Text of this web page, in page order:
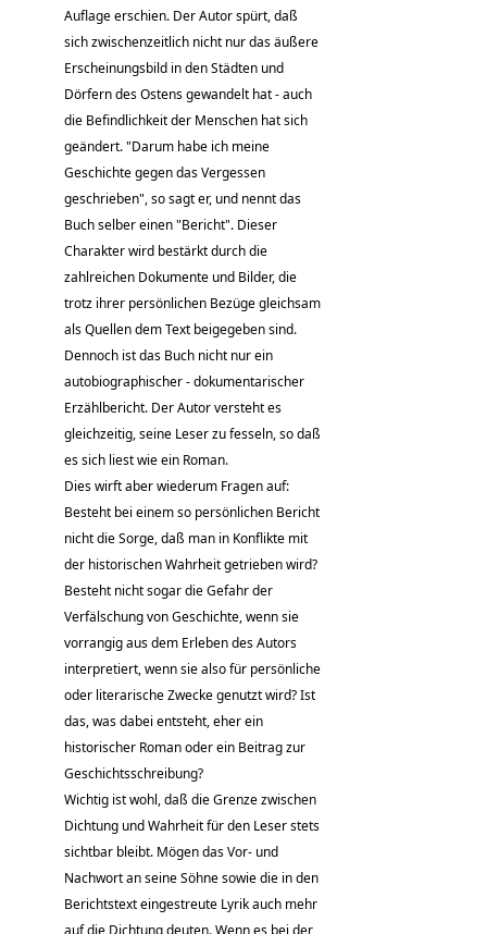
Auflage erschien. Der Autor spürt, daß
sich zwischenzeitlich nicht nur das äußere
Erscheinungsbild in den Städten und
Dörfern des Ostens gewandelt hat - auch
die Befindlichkeit der Menschen hat sich
geändert. "Darum habe ich meine
Geschichte gegen das Vergessen
geschrieben", so sagt er, und nennt das
Buch selber einen "Bericht". Dieser
Charakter wird bestärkt durch die
zahlreichen Dokumente und Bilder, die
trotz ihrer persönlichen Bezüge gleichsam
als Quellen dem Text beigegeben sind.
Dennoch ist das Buch nicht nur ein
autobiographischer - dokumentarischer
Erzählbericht. Der Autor versteht es
gleichzeitig, seine Leser zu fesseln, so daß
es sich liest wie ein Roman.
Dies wirft aber wiederum Fragen auf:
Besteht bei einem so persönlichen Bericht
nicht die Sorge, daß man in Konflikte mit
der historischen Wahrheit getrieben wird?
Besteht nicht sogar die Gefahr der
Verfälschung von Geschichte, wenn sie
vorrangig aus dem Erleben des Autors
interpretiert, wenn sie also für persönliche
oder literarische Zwecke genutzt wird? Ist
das, was dabei entsteht, eher ein
historischer Roman oder ein Beitrag zur
Geschichtsschreibung?
Wichtig ist wohl, daß die Grenze zwischen
Dichtung und Wahrheit für den Leser stets
sichtbar bleibt. Mögen das Vor- und
Nachwort an seine Söhne sowie die in den
Berichtstext eingestreute Lyrik auch mehr
auf die Dichtung deuten. Wenn es bei der